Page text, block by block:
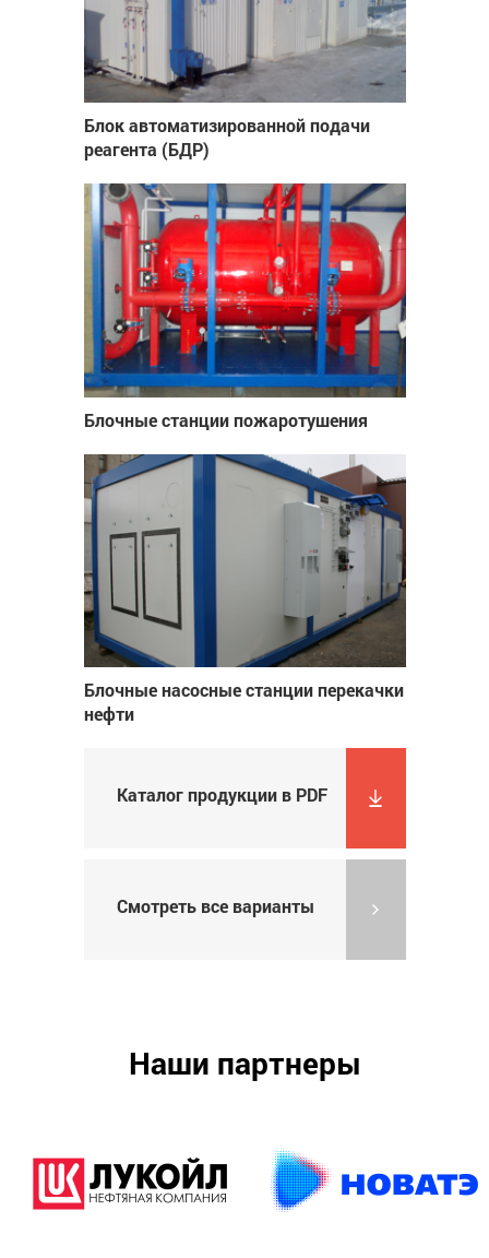
Блок автоматизированной подачи
реагента (БДР)
Блочные станции пожаротушения
Блочные насосные станции перекачки
нефти
Каталог продукции в PDF
Смотреть все варианты
Наши партнеры